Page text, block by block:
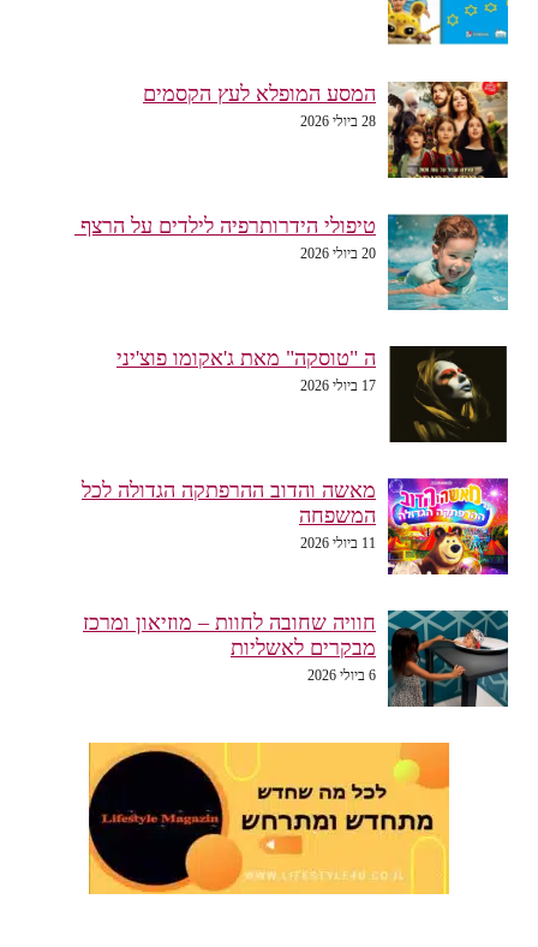
המסע המופלא לעץ הקסמים
28 ביולי 2026
טיפולי הידרותרפיה לילדים על הרצף
20 ביולי 2026
ה "טוסקה" מאת ג'אקומו פוצ'יני
17 ביולי 2026
מאשה והדוב ההרפתקה הגדולה לכל
המשפחה
11 ביולי 2026
חוויה שחובה לחוות – מוזיאון ומרכז
מבקרים לאשליות
6 ביולי 2026